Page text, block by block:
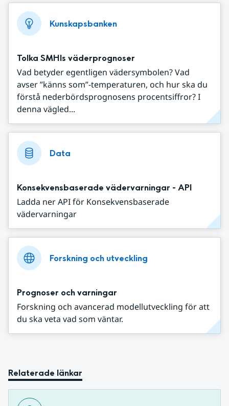
Kunskapsbanken
Tolka SMHIs väderprognoser
Vad betyder egentligen vädersymbolen? Vad
avser ”känns som”-temperaturen, och hur ska du
förstå nederbördsprognosens procentsiffror? I
denna vägled...
Data
Konsekvensbaserade vädervarningar - API
Ladda ner API för Konsekvensbaserade
vädervarningar
Forskning och utveckling
Prognoser och varningar
Forskning och avancerad modellutveckling för att
du ska veta vad som väntar.
Relaterade länkar